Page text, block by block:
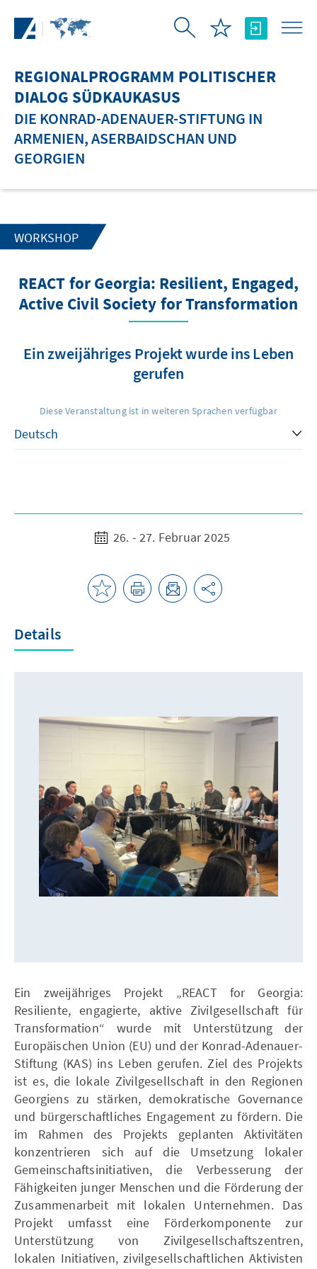
REGIONALPROGRAMM POLITISCHER
DIALOG SÜDKAUKASUS
DIE KONRAD-ADENAUER-STIFTUNG IN
ARMENIEN, ASERBAIDSCHAN UND
GEORGIEN
WORKSHOP
REACT for Georgia: Resilient, Engaged,
Active Civil Society for Transformation
Ein zweijähriges Projekt wurde ins Leben
gerufen
Diese Veranstaltung ist in weiteren Sprachen verfügbar
26. - 27. Februar 2025
Details
Ein zweijähriges Projekt „REACT for Georgia:
Resiliente, engagierte, aktive Zivilgesellschaft für
Transformation“ wurde mit Unterstützung der
Europäischen Union (EU) und der Konrad-Adenauer-
Stiftung (KAS) ins Leben gerufen. Ziel des Projekts
ist es, die lokale Zivilgesellschaft in den Regionen
Georgiens zu stärken, demokratische Governance
und bürgerschaftliches Engagement zu fördern. Die
im Rahmen des Projekts geplanten Aktivitäten
konzentrieren sich auf die Umsetzung lokaler
Gemeinschaftsinitiativen, die Verbesserung der
Fähigkeiten junger Menschen und die Förderung der
Zusammenarbeit mit lokalen Unternehmen. Das
Projekt umfasst eine Förderkomponente zur
Unterstützung von Zivilgesellschaftszentren,
lokalen Initiativen, zivilgesellschaftlichen Aktivisten